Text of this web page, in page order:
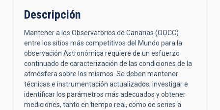
Descripción
Mantenera los Observatorios de Canarias (OOCC)
entre los sitios más competitivos del Mundo para la
observación Astronómica requiere de un esfuerzo
continuado de caracterización de las condiciones de la
atmósfera sobre los mismos. Se deben mantener
técnicas e instrumentación actualizados, investigar e
identificar los parámetros más adecuados y obtener
mediciones, tanto en tiempo real, como de series a